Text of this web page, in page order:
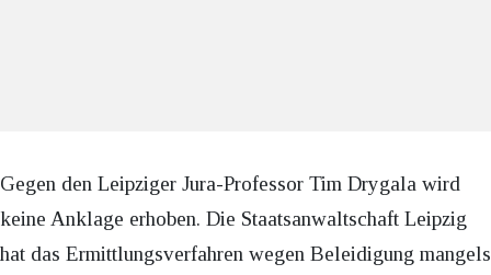
Gegen den Leipziger Jura-Professor Tim Drygala wird
keine Anklage erhoben. Die Staatsanwaltschaft Leipzig
hat das Ermittlungsverfahren wegen Beleidigung mangels